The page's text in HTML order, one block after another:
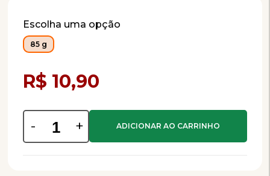
Escolha uma opção
85 g
R$ 10,90
- +